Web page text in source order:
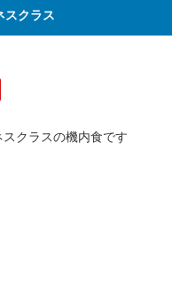
クラス
クラスの機内食です